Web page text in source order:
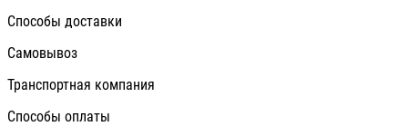
Способы доставки
Самовывоз
Транспортная компания
Способы оплаты